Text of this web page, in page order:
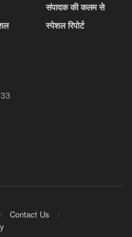
संपादक की कलम से
स्पेशल रिपोर्ट
Contact Us